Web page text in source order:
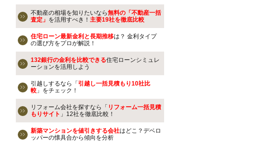
不動産の相場を知りたいなら無料の「不動産一括
査定」 を活用すべき！ 主要19社を徹底比較
住宅ローン最新金利と長期推移は？ 金利タイプ
の選び方をプロが解説！
132銀行の金利を比較できる住宅ローンシミュレ
ーションを活用しよう
引越しするなら「 引越し一括見積もり10社比
較 」をチェック！
リフォーム会社を探すなら「 リフォーム一括見積
もりサイト 」12社を徹底比較！
新築マンションを値引きする会社はどこ？デベロ
ッパーの懐具合から傾向を分析